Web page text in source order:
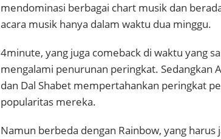
mendominasi berbagai chart musik dan
acara musik hanya dalam waktu dua minggu.
4minute, yang juga comeback di waktu yang
mengalami penurunan peringkat. Sedangkan
dan Dal Shabet mempertahankan peringkat
popularitas mereka.
Namun berbeda dengan Rainbow, yang harus